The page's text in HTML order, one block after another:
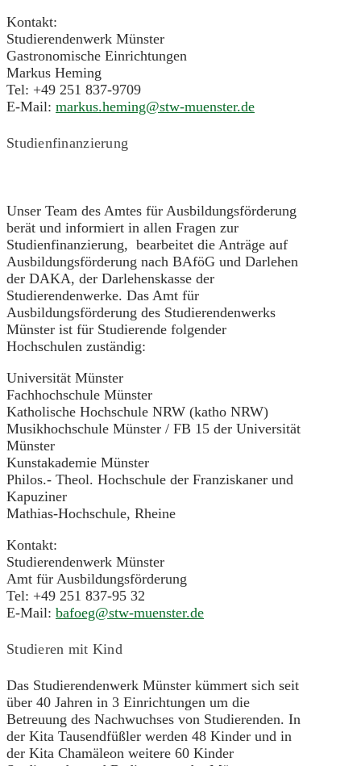
Kontakt:
Studierendenwerk Münster
Gastronomische Einrichtungen
Markus Heming
Tel: +49 251 837-9709
E-Mail: markus.heming@stw-muenster.de
Studienfinanzierung
Unser Team des Amtes für Ausbildungsförderung
berät und informiert in allen Fragen zur
Studienfinanzierung, bearbeitet die Anträge auf
Ausbildungsförderung nach BAföG und Darlehen
der DAKA, der Darlehenskasse der
Studierendenwerke. Das Amt für
Ausbildungsförderung des Studierendenwerks
Münster ist für Studierende folgender
Hochschulen zuständig:
Universität Münster
Fachhochschule Münster
Katholische Hochschule NRW (katho NRW)
Musikhochschule Münster / FB 15 der Universität
Münster
Kunstakademie Münster
Philos.- Theol. Hochschule der Franziskaner und
Kapuziner
Mathias-Hochschule, Rheine
Kontakt:
Studierendenwerk Münster
Amt für Ausbildungsförderung
Tel: +49 251 837-95 32
E-Mail: bafoeg@stw-muenster.de
Studieren mit Kind
Das Studierendenwerk Münster kümmert sich seit
über 40 Jahren in 3 Einrichtungen um die
Betreuung des Nachwuchses von Studierenden. In
der Kita Tausendfüßler werden 48 Kinder und in
der Kita Chamäleon weitere 60 Kinder